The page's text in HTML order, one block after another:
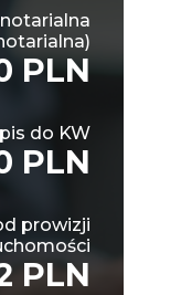
PLN
do KW
PLN
prowizji
PLN